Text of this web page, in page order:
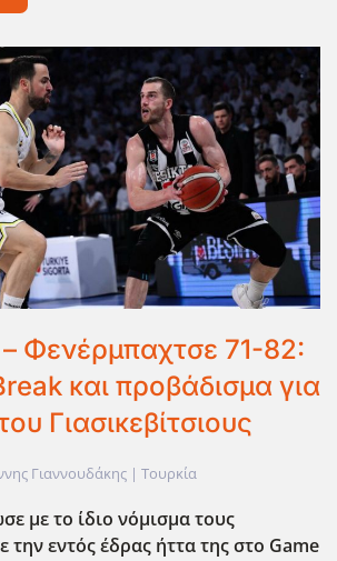
Φενέρμπαχτσε 71-82:
και προβάδισμα για
Γιασικεβίτσιους
Γιαννουδάκης | Τουρκία
με το ίδιο νόμισμα τους
την εντός έδρας ήττα της στο Game